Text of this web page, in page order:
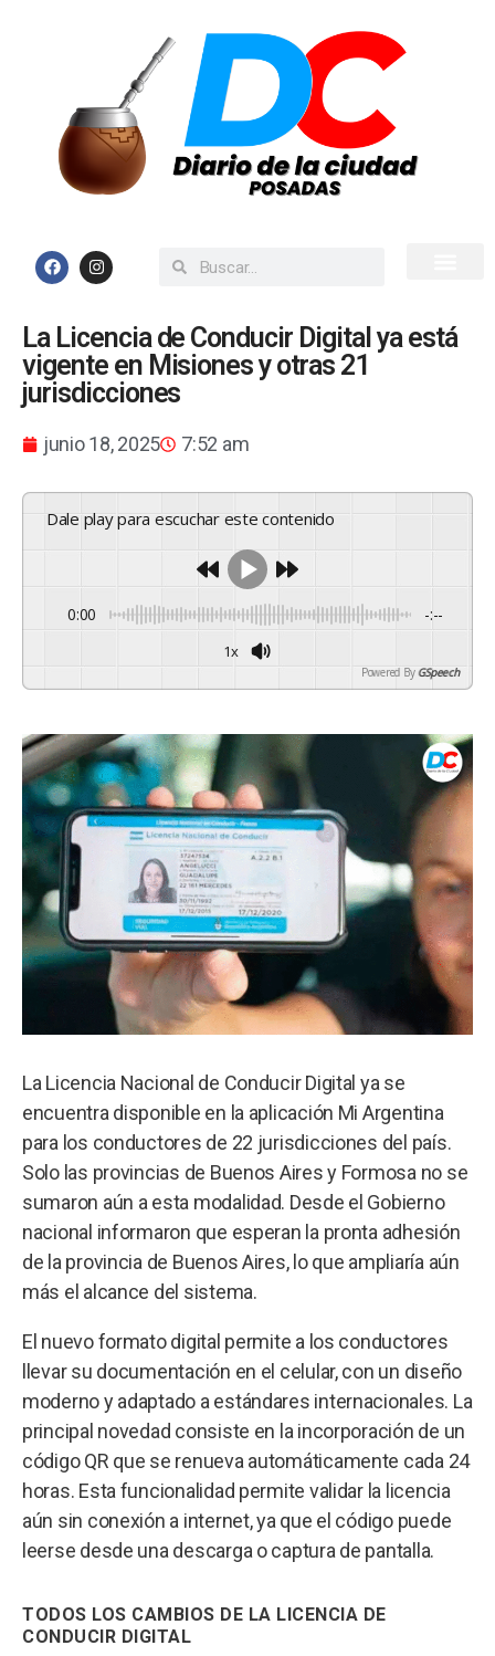
La Licencia de Conducir Digital ya está
vigente en Misiones y otras 21
jurisdicciones
junio 18, 2025 7:52 am
Dale play para escuchar este contenido
0:00 -:--
1x
Powered By GSpeech
La Licencia Nacional de Conducir Digital ya se
encuentra disponible en la aplicación Mi Argentina
para los conductores de 22 jurisdicciones del país.
Solo las provincias de Buenos Aires y Formosa no se
sumaron aún a esta modalidad. Desde el Gobierno
nacional informaron que esperan la pronta adhesión
de la provincia de Buenos Aires, lo que ampliaría aún
más el alcance del sistema.
El nuevo formato digital permite a los conductores
llevar su documentación en el celular, con un diseño
moderno y adaptado a estándares internacionales. La
principal novedad consiste en la incorporación de un
código QR que se renueva automáticamente cada 24
horas. Esta funcionalidad permite validar la licencia
aún sin conexión a internet, ya que el código puede
leerse desde una descarga o captura de pantalla.
TODOS LOS CAMBIOS DE LA LICENCIA DE
CONDUCIR DIGITAL